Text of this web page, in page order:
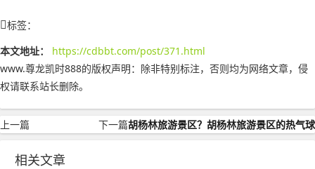
标签：
本文地址：
https://cdbbt.com/post/371.html
www.尊龙凯时888的版权声明： 除非特别标注，否则均为网络文章，侵
权请联系站长删除。
上一篇 下一篇胡杨林旅游景区？胡杨林旅游景区的热气球
相关文章